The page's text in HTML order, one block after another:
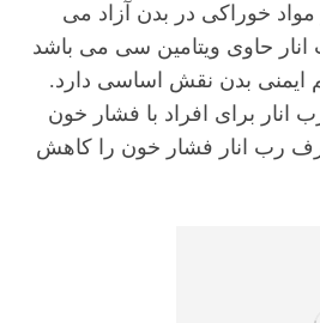
خوراکی در بدن آزاد می
حاوی ویتامین سی می باشد
بدن نقش اساسی دارد.
برای افراد با فشار خون
رب انار فشار خون را کاهش